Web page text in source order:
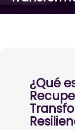
Tramita
¿Qué